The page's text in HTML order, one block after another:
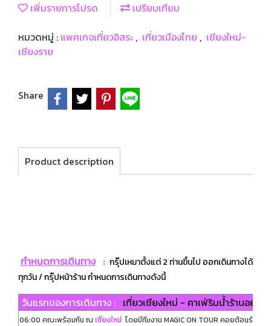
เพิ่มรายการโปรด
เปรียบเทียบ
หมวดหมู่ : แพคเกจเที่ยวอิสระ , เที่ยวเมืองไทย , เชียงใหม่-
เชียงราย
Share
Product description
กำหนดการเดินทาง: กรุ๊ปเหมาตั้งแต่ 2 ท่านขึ้นไป ออกเดินทางได้
ทุกวัน / กรุ๊ปหน้าร้าน กำหนดการเดินทางดังนี้
วันแรกของการเดินทาง : เที่ยวเชียงใหม่ - คาเฟ่ริมน้ำร้านอย
06:00 คณะพร้อมกัน ณ เชียงใหม่ โดยมีทีมงาน MAGIC ON TOUR คอยต้อนรับแล